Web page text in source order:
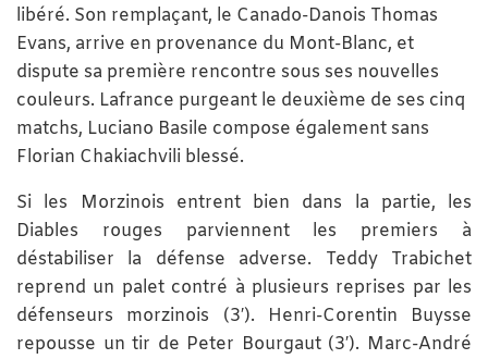
libéré. Son remplaçant, le Canado-Danois Thomas
Evans, arrive en provenance du Mont-Blanc, et
dispute sa première rencontre sous ses nouvelles
couleurs. Lafrance purgeant le deuxième de ses cinq
matchs, Luciano Basile compose également sans
Florian Chakiachvili blessé.
Si les Morzinois entrent bien dans la partie, les
Diables rouges parviennent les premiers à
déstabiliser la défense adverse. Teddy Trabichet
reprend un palet contré à plusieurs reprises par les
défenseurs morzinois (3′). Henri-Corentin Buysse
repousse un tir de Peter Bourgaut (3′). Marc-André